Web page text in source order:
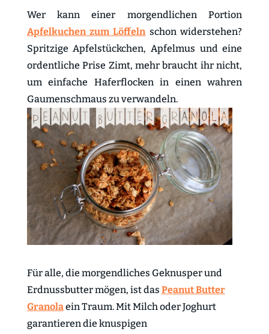
Wer kann einer morgendlichen Portion
Apfelkuchen zum Löffeln schon widerstehen?
Spritzige Apfelstückchen, Apfelmus und eine
ordentliche Prise Zimt, mehr braucht ihr nicht,
um einfache Haferflocken in einen wahren
Gaumenschmaus zu verwandeln.
Für alle, die morgendliches Geknusper und
Erdnussbutter mögen, ist das Peanut Butter
Granolaein Traum. Mit Milch oder Joghurt
garantieren die knuspigen